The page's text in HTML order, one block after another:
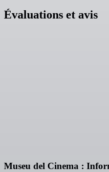
Évaluations et avis
Museu del Cinema :